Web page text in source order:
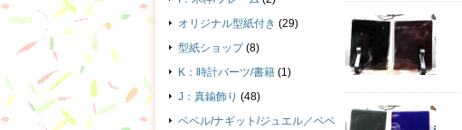
オリジナル型紙付き (29)
型紙ショップ (8)
K：時計パーツ/書籍 (1)
J：真鍮飾り (48)
ベベル/ナギット/ジュエル／ベベ